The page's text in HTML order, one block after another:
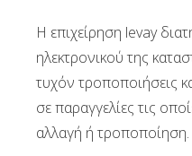
Η επιχείρηση levay
ηλεκτρονικού της
τυχόν τροποποιήσεις
σε παραγγελίες τις
αλλαγή ή τροποποίηση.